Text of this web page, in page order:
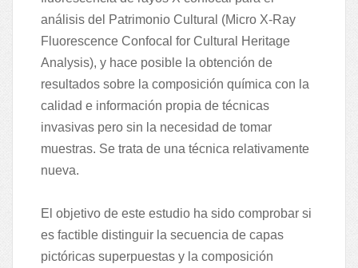
análisis del Patrimonio Cultural (Micro X-Ray
Fluorescence Confocal for Cultural Heritage
Analysis), y hace posible la obtención de
resultados sobre la composición química con la
calidad e información propia de técnicas
invasivas pero sin la necesidad de tomar
muestras. Se trata de una técnica relativamente
nueva.
El objetivo de este estudio ha sido comprobar si
es factible distinguir la secuencia de capas
pictóricas superpuestas y la composición